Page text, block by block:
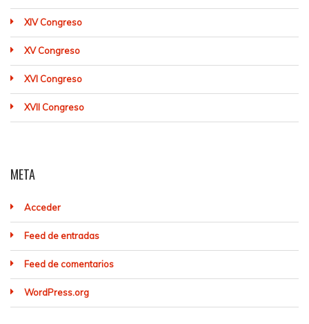
XIV Congreso
XV Congreso
XVI Congreso
XVII Congreso
META
Acceder
Feed de entradas
Feed de comentarios
WordPress.org